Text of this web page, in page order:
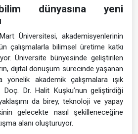
dünyasına yeni
Üniversitesi, akademisyenlerinin
çalışmalarla bilimsel üretime katkı
Üniversite bünyesinde geliştirilen
dijital dönüşüm sürecinde yaşanan
yönelik akademik çalışmalara ışık
Doç. Dr. Halit Kuşku’nun geliştirdiği
da birey, teknoloji ve yapay
gelecekte nasıl şekilleneceğine
alanı oluşturuyor.